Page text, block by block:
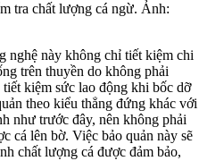
tra chất lượng cá ngừ. Ảnh:
nghệ này không chỉ tiết kiệm chi
trên thuyền do không phải
kiệm sức lao động khi bốc dỡ
theo kiểu thẳng đứng khác với
như trước đây, nên không phải
cá lên bờ. Việc bảo quản này sẽ
chất lượng cá được đảm bảo,